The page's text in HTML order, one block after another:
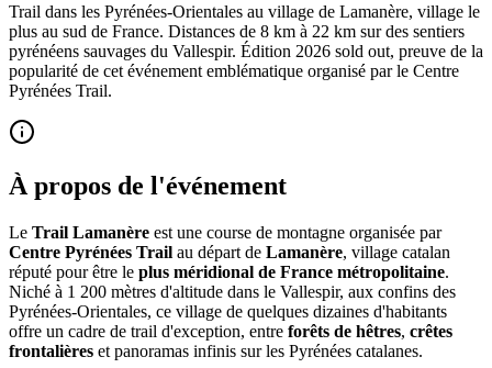
Trail dans les Pyrénées-Orientales au village de Lamanère, village le
plus au sud de France. Distances de 8 km à 22 km sur des sentiers
pyrénéens sauvages du Vallespir. Édition 2026 sold out, preuve de la
popularité de cet événement emblématique organisé par le Centre
Pyrénées Trail.
À propos de l'événement
Le Trail Lamanère est une course de montagne organisée par
Centre Pyrénées Trail au départ de Lamanère, village catalan
réputé pour être le plus méridional de France métropolitaine.
Niché à 1 200 mètres d'altitude dans le Vallespir, aux confins des
Pyrénées-Orientales, ce village de quelques dizaines d'habitants
offre un cadre de trail d'exception, entre forêts de hêtres, crêtes
frontalières et panoramas infinis sur les Pyrénées catalanes.